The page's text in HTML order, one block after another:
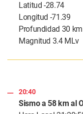
Latitud -28.74
Longitud -71.39
Profundidad 30 km
Magnitud 3.4 MLv
20:40
Sismo a 58 km al